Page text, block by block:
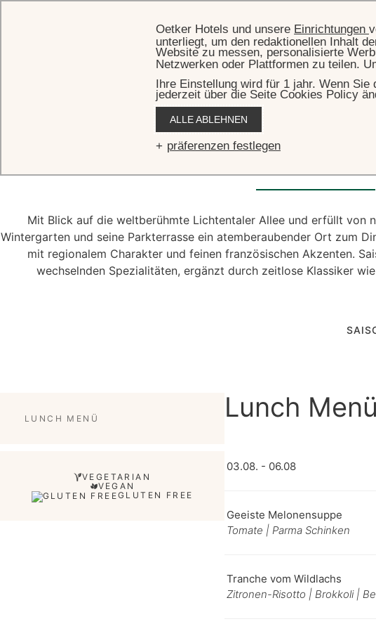
Restaurant
Mit Blick auf die weltberühmte Lichtentaler Allee und erfüllt von
Wintergarten und seine Parkterrasse ein atemberaubender Ort zum
mit regionalem Charakter und feinen französischen Akzenten.
wechselnden Spezialitäten, ergänzt durch zeitlose Klassiker
LUNCH MENÜ
VEGETARIAN
VEGAN
GLUTEN FREE
Lunch Menü
03.08. - 06.08
Geeiste Melonensuppe
Tomate | Parma Schinken
Tranche vom Wildlachs
Zitronen-Risotto | Brokkoli |
Oetker Hotels und unsere Einrichtungen
unterliegt, um den redaktionellen Inhalt
Website zu messen, personalisierte
Netzwerken oder Plattformen zu teilen.
Ihre Einstellung wird für 1 jahr. Wenn
jederzeit über die Seite Cookies Policy
ALLE ABLEHNEN
präferenzen festlegen